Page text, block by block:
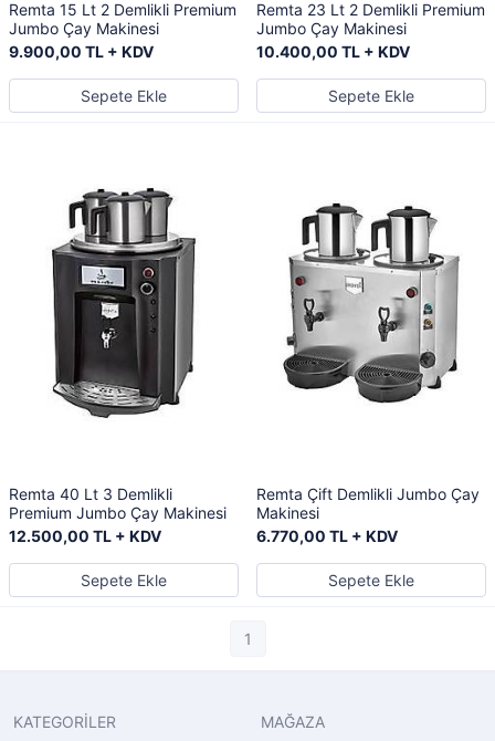
Remta 15 Lt 2 Demlikli Premium
Jumbo Çay Makinesi
9.900,00 TL + KDV
Sepete Ekle
Remta 23 Lt 2 Demlikli Premium
Jumbo Çay Makinesi
10.400,00 TL + KDV
Sepete Ekle
Remta 40 Lt 3 Demlikli
Premium Jumbo Çay Makinesi
12.500,00 TL + KDV
Sepete Ekle
Remta Çift Demlikli Jumbo Çay
Makinesi
6.770,00 TL + KDV
Sepete Ekle
1
KATEGORİLER MAĞAZA